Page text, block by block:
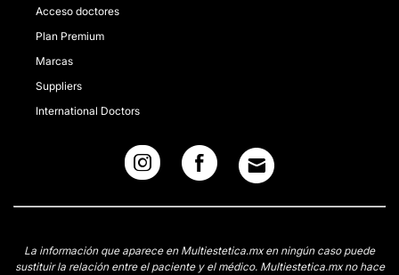
Acceso doctores
Plan Premium
Marcas
Suppliers
International Doctors
La información que aparece en Multiestetica.mx en ningún caso puede
sustituir la relación entre el paciente y el médico. Multiestetica.mx no hace